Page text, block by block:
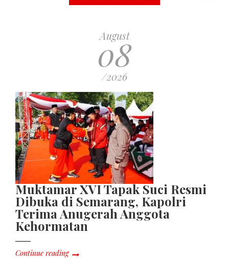
August
08
/2026
Muktamar XVI Tapak Suci Resmi
Dibuka di Semarang, Kapolri
Terima Anugerah Anggota
Kehormatan
Continue reading